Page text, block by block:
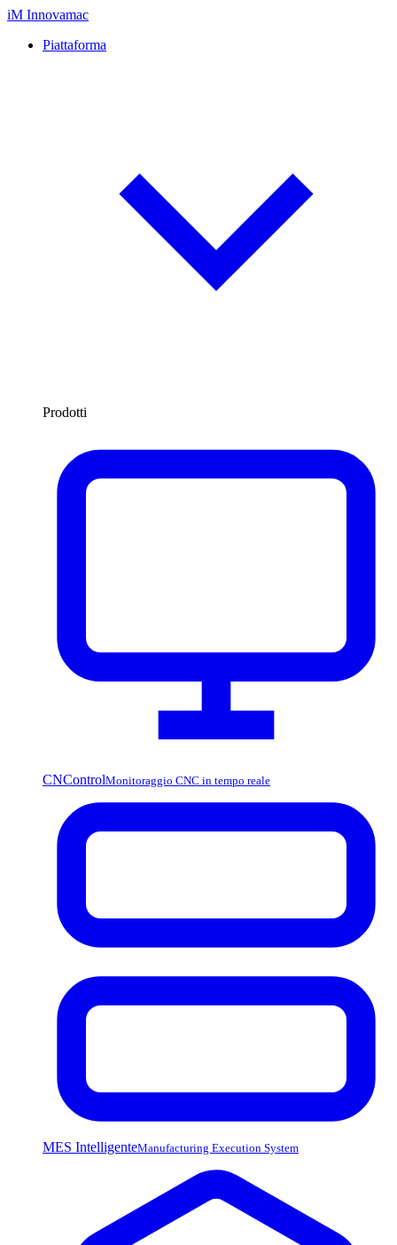
iM Innovamac
Piattaforma
Prodotti
CNControlMonitoraggio CNC in tempo reale
MES IntelligenteManufacturing Execution System